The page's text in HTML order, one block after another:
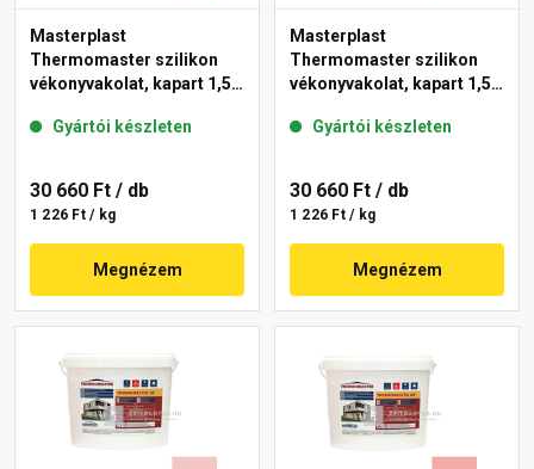
Masterplast
Thermomaster szilikon
vékonyvakolat, kapart 1,5
Gyártói készleten
30 660 Ft / db
1 226 Ft / kg
Megnézem
Masterplast
Thermomaster szilikon
vékonyvakolat, kapart 1,5
Gyártói készleten
30 660 Ft / db
1 226 Ft / kg
Megnézem